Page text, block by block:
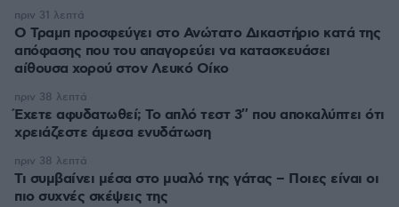
Ο Τραμπ προσφεύγει στο Ανώτατο Δικαστήριο κατά της
απόφασης που του απαγορεύει να κατασκευάσει
αίθουσα χορού στον Λευκό Οίκο
πριν 31 λεπτά
Έχετε αφυδατωθεί; Το απλό τεστ 3″ που αποκαλύπτει ότι
χρειάζεστε άμεσα ενυδάτωση
πριν 38 λεπτά
Τι συμβαίνει μέσα στο μυαλό της γάτας – Ποιες είναι οι
πιο συχνές σκέψεις της
πριν 38 λεπτά